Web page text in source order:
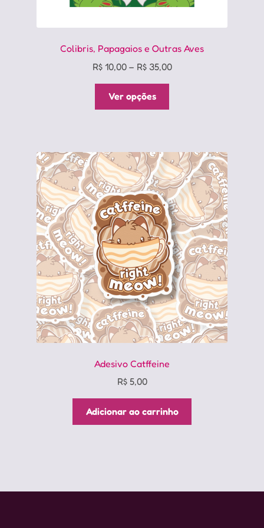
Colibris, Papagaios e Outras Aves
R$10,00 – R$35,00Price
Ver opções
As
opções
podem
ser
escolhidas
na
página
do
produto
Adesivo Catffeine
R$5,00
Adicionar ao carrinho